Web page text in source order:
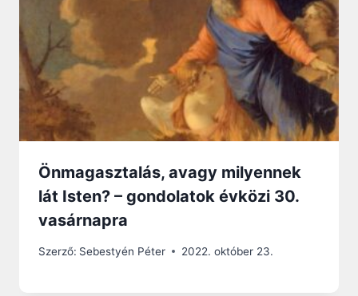
Önmagasztalás, avagy milyennek
lát Isten? – gondolatok évközi 30.
vasárnapra
Szerző: Sebestyén Péter 2022. október 23.